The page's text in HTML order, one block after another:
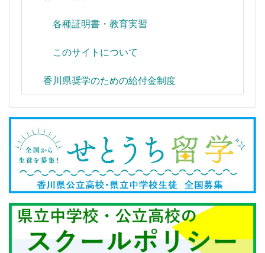
各種証明書・教育実習
このサイトについて
香川県奨学のための給付金制度